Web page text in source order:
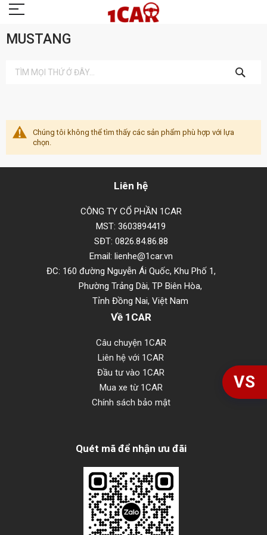
MUSTANG
KIẾM
Chúng tôi không thể tìm thấy các sản phẩm phù hợp với lựa
chọn.
Liên hệ
CÔNG TY CỔ PHẦN 1CAR
MST: 3603894419
SĐT: 0826.84.86.88
Email: lienhe@1car.vn
ĐC: 160 đường Nguyễn Ái Quốc, Khu Phố 1,
Phường Trảng Dài, TP Biên Hòa,
Tỉnh Đồng Nai, Việt Nam
Về 1CAR
Câu chuyện 1CAR
Liên hệ với 1CAR
Đầu tư vào 1CAR
Mua xe từ 1CAR
Chính sách bảo mật
Quét mã để nhận ưu đãi
VS